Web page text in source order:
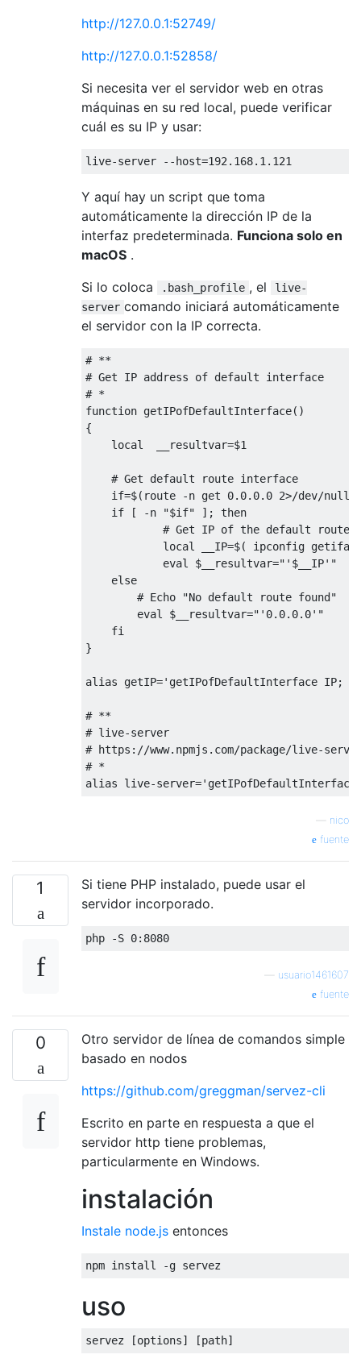
http://127.0.0.1:52749/
http://127.0.0.1:52858/
Si necesita ver el servidor web en otras
máquinas en su red local, puede verificar
cuál es su IP y usar:
Y aquí hay un script que toma
automáticamente la dirección IP de la
interfaz predeterminada. Funciona solo en
macOS .
Si lo coloca
.bash_profile , el
live-
server comando iniciará automáticamente
el servidor con la IP correcta.
# **
# Get IP address of default interface
# *
function getIPofDefaultInterface()
{
    local  __resultvar=$1
    # Get default route interface
if=$(route -n get 0.0.0.0 2>/dev/null
    if [ -n "$if" ]; then
# Get IP of the default route
local __IP=$( ipconfig
            eval $__resultvar="'$__IP'"
    else
        # Echo "No default route found"
        eval $__resultvar="'0.0.0.0'"
    fi
}
alias getIP='getIPofDefaultInterface IP;
# **
# live-server
# https://www.npmjs.com/package/live-
# *
nico
fuente
1
Si tiene PHP instalado, puede usar el
servidor incorporado.
usuario1461607
fuente
0
Otro servidor de línea de comandos simple
basado en nodos
https://github.com/greggman/servez-cli
Escrito en parte en respuesta a que el
servidor http tiene problemas,
particularmente en Windows.
instalación
Instale node.js entonces
uso